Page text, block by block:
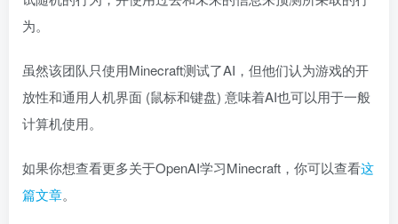
为。
虽然该团队只使用Minecraft测试了AI，但他们认为游戏的开
放性和通用人机界面 (鼠标和键盘) 意味着AI也可以用于一般
计算机使用。
如果你想查看更多关于OpenAI学习Minecraft，你可以查看这
篇文章。